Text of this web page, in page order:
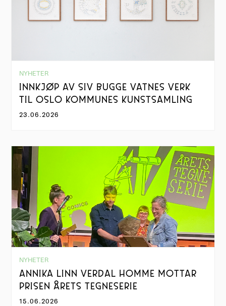
NYHETER
INNKJØP AV SIV BUGGE VATNES VERK
TIL OSLO KOMMUNES KUNSTSAMLING
23.06.2026
NYHETER
ANNIKA LINN VERDAL HOMME MOTTAR
PRISEN ÅRETS TEGNESERIE
15.06.2026